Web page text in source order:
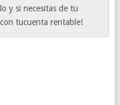
y si necesitas de tu
tucuenta rentable!